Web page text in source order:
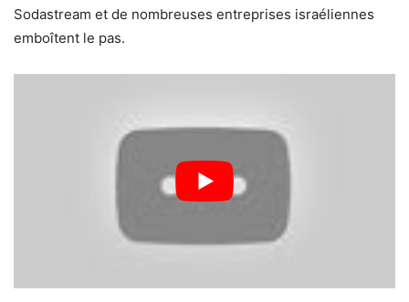
Sodastream et de nombreuses entreprises israéliennes
emboîtent le pas.